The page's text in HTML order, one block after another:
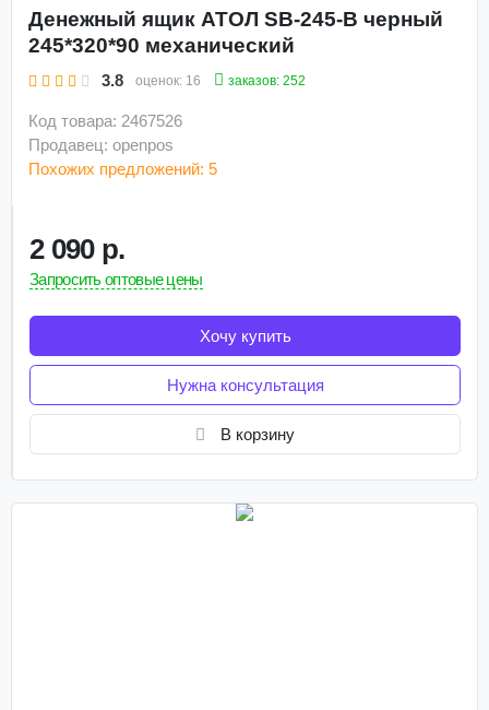
Денежный ящик АТОЛ SB-245-B черный
245*320*90 механический
3.8 оценок: 16 заказов: 252
Код товара: 2467526
Продавец: openpos
Похожих предложений: 5
2 090 р.
Запросить оптовые цены
Хочу купить
Нужна консультация
В корзину